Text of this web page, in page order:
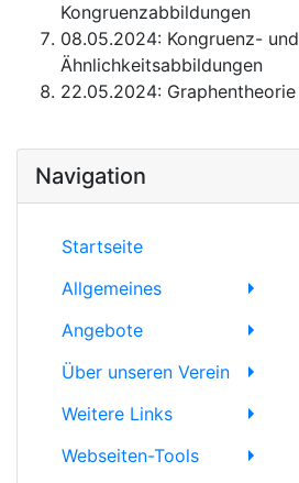
Kongruenzabbildungen
08.05.2024: Kongruenz- und
Ähnlichkeitsabbildungen
22.05.2024: Graphentheorie
Navigation
Startseite
Allgemeines
Angebote
Über unseren Verein
Weitere Links
Webseiten-Tools